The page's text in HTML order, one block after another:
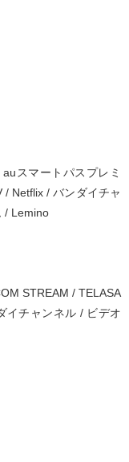
スマートパスプレミ
/ Netflix / バンダイチャ
/ Lemino
STREAM / TELASA
イチャンネル / ビデオ